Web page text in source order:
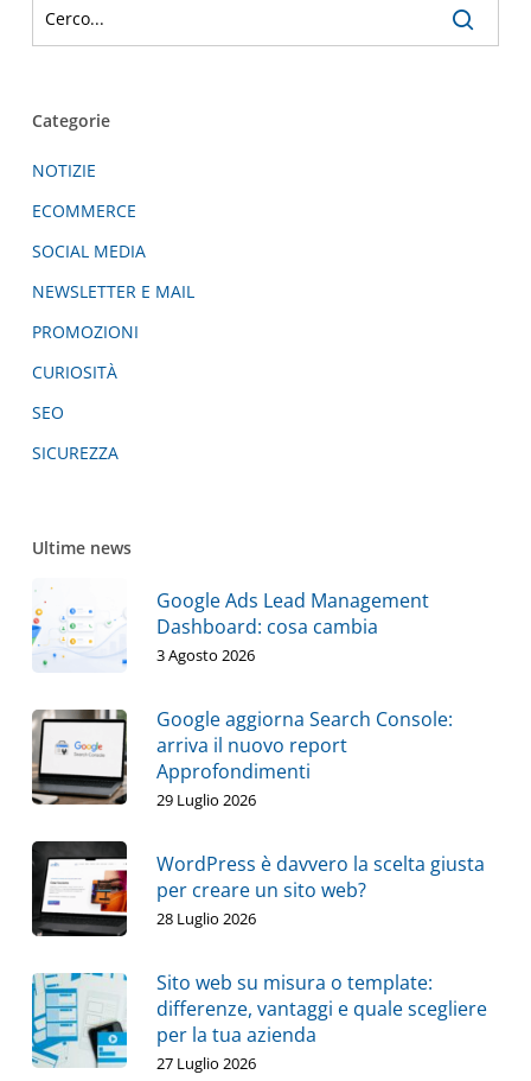
Categorie
NOTIZIE
ECOMMERCE
SOCIAL MEDIA
NEWSLETTER E MAIL
PROMOZIONI
CURIOSITÀ
SEO
SICUREZZA
Ultime news
Google Ads Lead Management
Dashboard: cosa cambia
3 Agosto 2026
Google aggiorna Search Console:
arriva il nuovo report
Approfondimenti
29 Luglio 2026
WordPress è davvero la scelta giusta
per creare un sito web?
28 Luglio 2026
Sito web su misura o template:
differenze, vantaggi e quale scegliere
per la tua azienda
27 Luglio 2026